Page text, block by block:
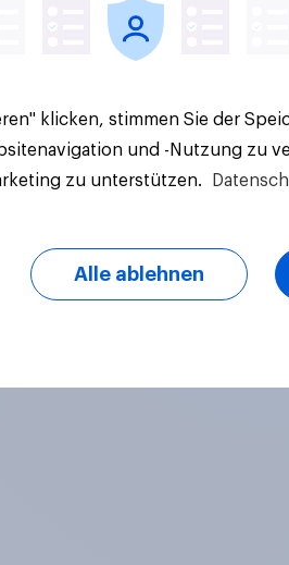
klicken, stimmen Sie der
und -Nutzung zu
zu unterstützen.
Alle ablehnen